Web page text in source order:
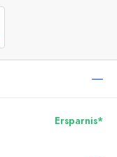
Ersparnis*